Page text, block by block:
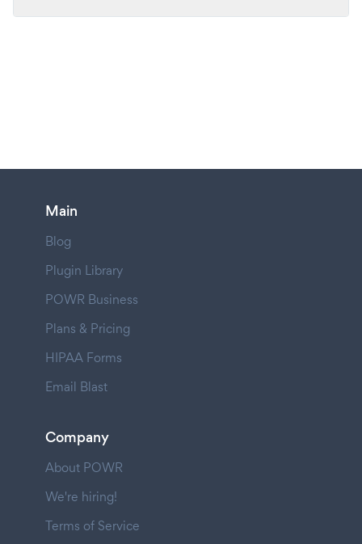
Main
Blog
Plugin Library
POWR Business
Plans & Pricing
HIPAA Forms
Email Blast
Company
About POWR
We're hiring!
Terms of Service